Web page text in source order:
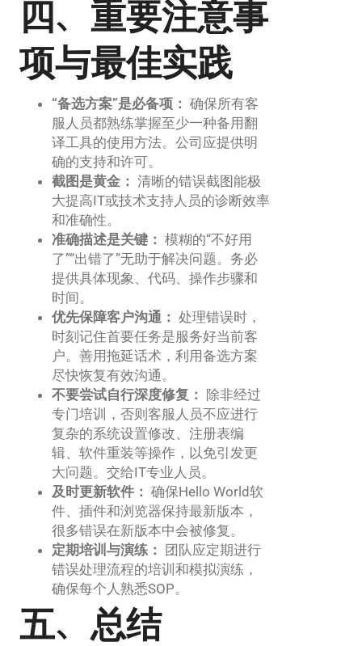
四、重要注意事
项与最佳实践
“备选方案”是必备项： 确保所有客
服人员都熟练掌握至少一种备用翻
译工具的使用方法。公司应提供明
确的支持和许可。
截图是黄金： 清晰的错误截图能极
大提高IT或技术支持人员的诊断效率
和准确性。
准确描述是关键： 模糊的“不好用
了”“出错了”无助于解决问题。务必
提供具体现象、代码、操作步骤和
时间。
优先保障客户沟通： 处理错误时，
时刻记住首要任务是服务好当前客
户。善用拖延话术，利用备选方案
尽快恢复有效沟通。
不要尝试自行深度修复：
除非经过
专门培训，否则客服人员不应进行
复杂的系统设置修改、注册表编
辑、软件重装等操作，以免引发更
大问题。交给IT专业人员。
及时更新软件： 确保Hello World软
件、插件和浏览器保持最新版本，
很多错误在新版本中会被修复。
定期培训与演练：
团队应定期进行
错误处理流程的培训和模拟演练，
确保每个人熟悉SOP。
五、总结